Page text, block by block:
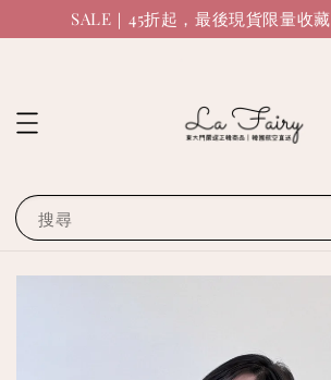
SALE｜45折起，最後現貨限量收藏
搜尋